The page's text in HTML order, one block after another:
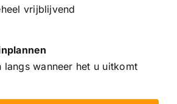
vrijblijvend
langs wanneer het u uitkomt